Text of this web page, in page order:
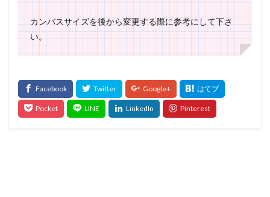
カンバスサイズを後から変更する際に参考にして下さ
い。